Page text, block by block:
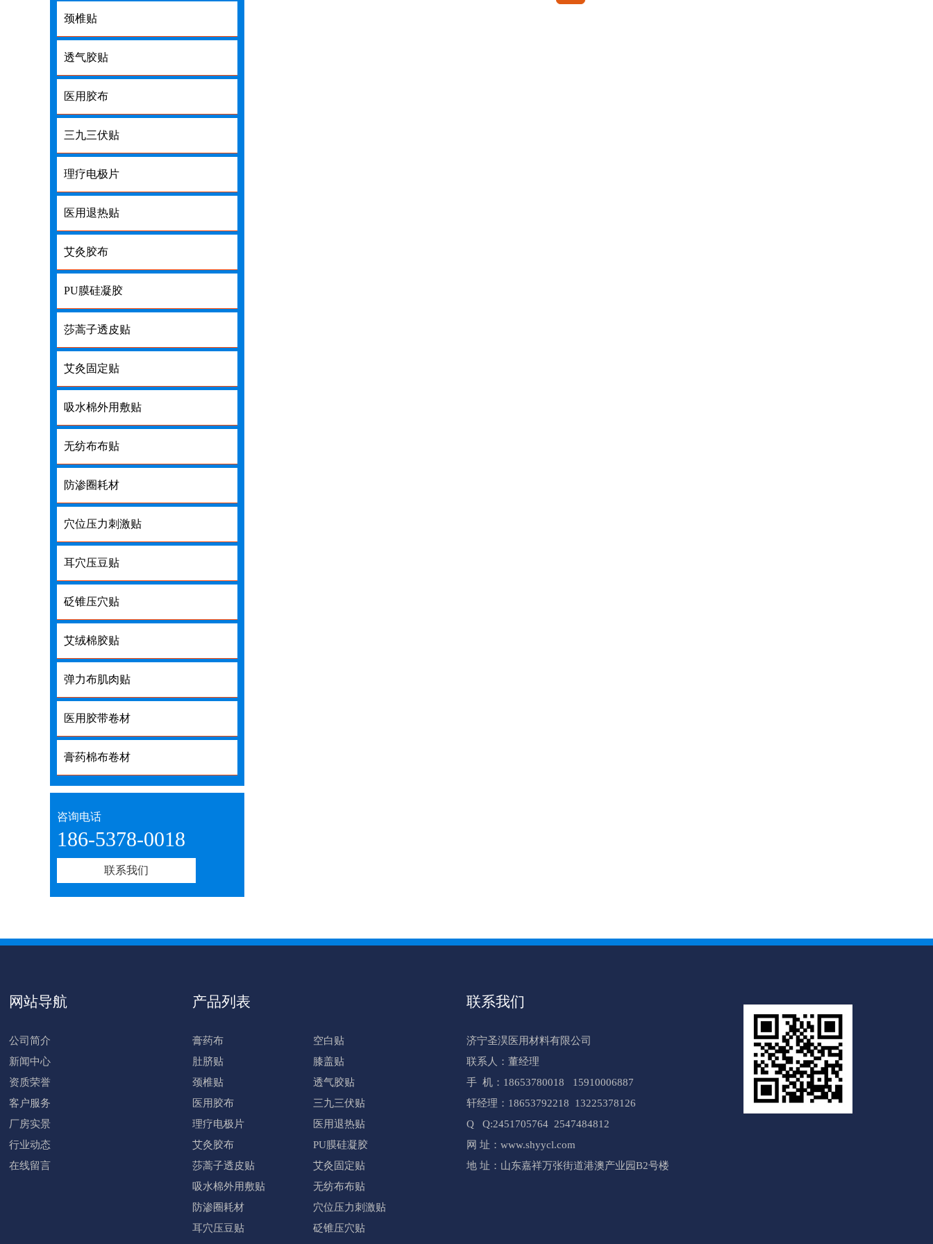
颈椎贴
透气胶贴
医用胶布
三九三伏贴
理疗电极片
医用退热贴
艾灸胶布
PU膜硅凝胶
莎蒿子透皮贴
艾灸固定贴
吸水棉外用敷贴
无纺布布贴
防渗圈耗材
穴位压力刺激贴
耳穴压豆贴
砭锥压穴贴
艾绒棉胶贴
弹力布肌肉贴
医用胶带卷材
膏药棉布卷材
咨询电话
186-5378-0018
联系我们
网站导航
公司简介
新闻中心
资质荣誉
客户服务
厂房实景
行业动态
在线留言
产品列表
膏药布
空白贴
肚脐贴
膝盖贴
颈椎贴
透气胶贴
医用胶布
三九三伏贴
理疗电极片
医用退热贴
艾灸胶布
PU膜硅凝胶
莎蒿子透皮贴
艾灸固定贴
吸水棉外用敷贴
无纺布布贴
防渗圈耗材
穴位压力刺激贴
耳穴压豆贴
砭锥压穴贴
联系我们
济宁圣淏医用材料有限公司
联系人：董经理
手 机：18653780018 15910006887
轩经理：18653792218 13225378126
Q Q:2451705764 2547484812
网 址：www.shyycl.com
地 址：山东嘉祥万张街道港澳产业园B2号楼